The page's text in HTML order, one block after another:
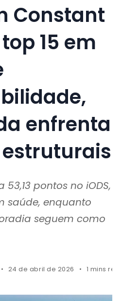
Constant
15 em
enfrenta
pontos no iODS,
saúde, enquanto
seguem como
24 de abril de 2026 1 mins